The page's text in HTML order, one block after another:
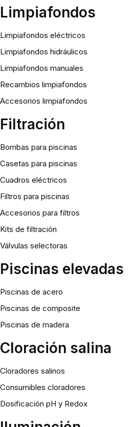
Limpiafondos
Limpiafondos eléctricos
Limpiafondos hidráulicos
Limpiafondos manuales
Recambios limpiafondos
Accesorios limpiafondos
Filtración
Bombas para piscinas
Casetas para piscinas
Cuadros eléctricos
Filtros para piscinas
Accesorios para filtros
Kits de filtración
Válvulas selectoras
Piscinas elevadas
Piscinas de acero
Piscinas de composite
Piscinas de madera
Cloración salina
Cloradores salinos
Consumibles cloradores
Dosificación pH y Redox